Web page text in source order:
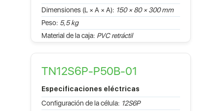
Dimensiones (L × A × A): 150 × 80 × 300 mm
Peso: 5,5 kg
Material de la caja: PVC retráctil
TN12S6P-P50B-01
Especificaciones eléctricas
Configuración de la célula: 12S6P